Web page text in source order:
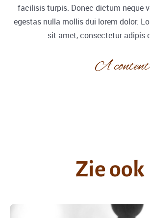
facilisis turpis. Donec dictum neque
egestas nulla mollis dui lorem dolor.
sit amet, consectetur adipis
A content
Zie ook